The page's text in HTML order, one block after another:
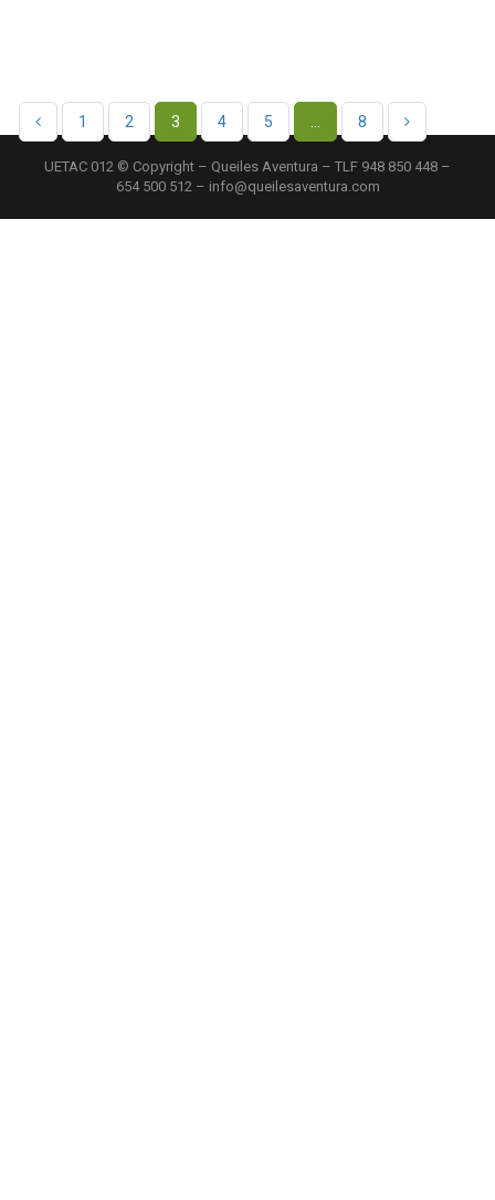
1 2 3 4 5 8
UETAC 012 © Copyright – Queiles Aventura – TLF 948 850 448 –
654 500 512 – info@queilesaventura.com